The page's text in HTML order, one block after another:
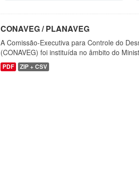
CONAVEG / PLANAVEG
A Comissão-Executiva para Controle do
(CONAVEG) foi instituída no âmbito do
PDF ZIP + CSV